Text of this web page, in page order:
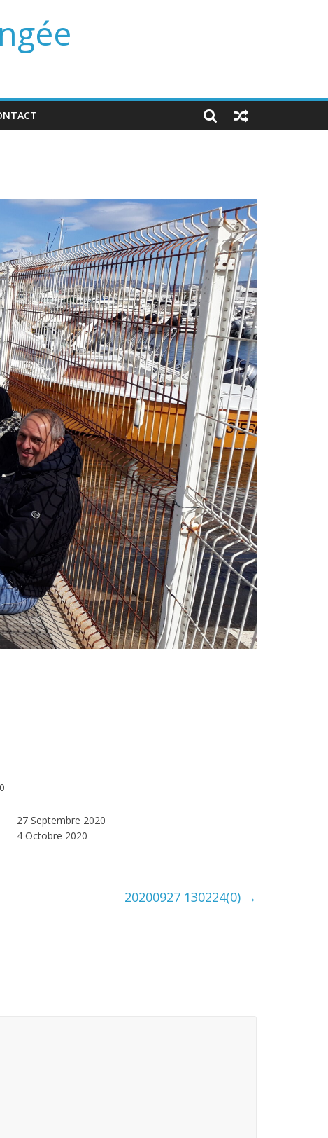
27 Septembre 2020
4 Octobre 2020
20200927 130224(0) →